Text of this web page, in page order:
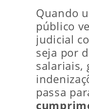
Quando
público
judicial
seja por
salariais,
passa